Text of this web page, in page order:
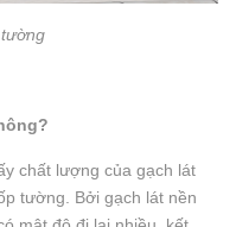
chất lượng của gạch lát
tường. Bởi gạch lát nền